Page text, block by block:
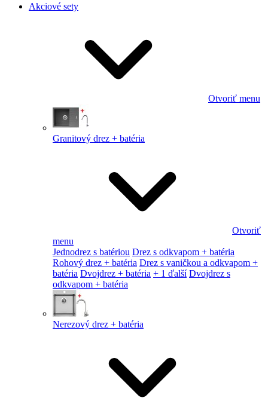
Akciové sety
Otvoriť menu
Granitový drez + batéria
Otvoriť
menu
Jednodrez s batériou Drez s odkvapom + batéria
Rohový drez + batéria Drez s vaničkou a odkvapom +
batéria Dvojdrez + batéria + 1 ďalší Dvojdrez s
odkvapom + batéria
Nerezový drez + batéria